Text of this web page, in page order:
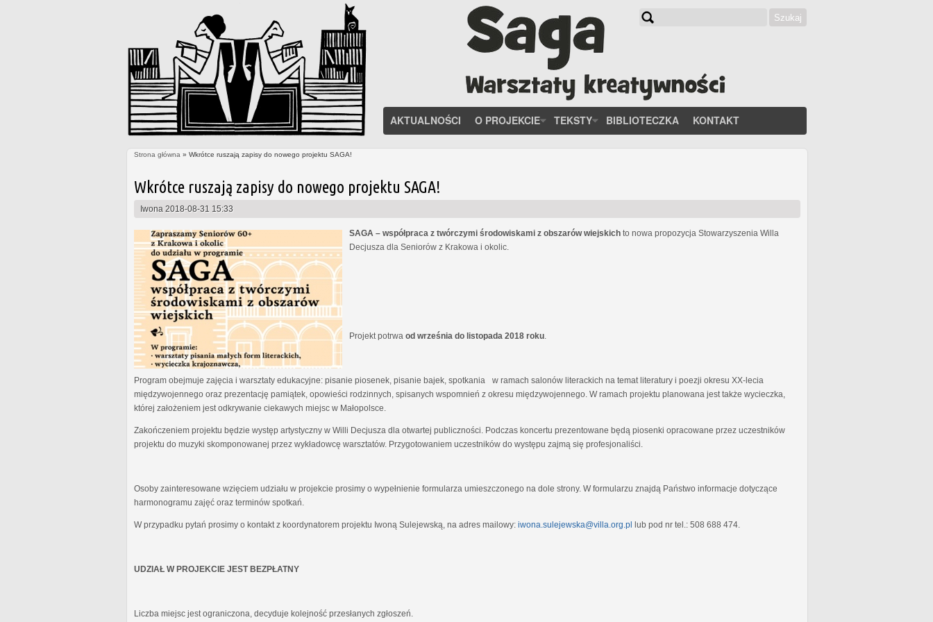
Szukaj
AKTUALNOŚCI O PROJEKCIE TEKSTY BIBLIOTECZKA KONTAKT
Strona główna » Wkrótce ruszają zapisy do nowego projektu SAGA!
Wkrótce ruszają zapisy do nowego projektu SAGA!
Iwona 2018-08-31 15:33
SAGA – współpraca z twórczymi środowiskami z obszarów wiejskich to nowa propozycja Stowarzyszenia Willa
Decjusza dla Seniorów z Krakowa i okolic.
Projekt potrwa od września do listopada 2018 roku
Program obejmuje zajęcia i warsztaty edukacyjne: pisanie piosenek, pisanie bajek, spotkania w ramach salonów literackich na temat literatury i poezji okresu XX-lecia
międzywojennego oraz prezentację pamiątek, opowieści rodzinnych, spisanych wspomnień z okresu międzywojennego. W ramach projektu planowana jest także wycieczka,
której założeniem jest odkrywanie ciekawych miejsc w Małopolsce.
Zakończeniem projektu będzie występ artystyczny w Willi Decjusza dla otwartej publiczności. Podczas koncertu prezentowane będą piosenki opracowane przez uczestników
projektu do muzyki skomponowanej przez wykładowcę warsztatów. Przygotowaniem uczestników do występu zajmą się profesjonaliści.
Osoby zainteresowane wzięciem udziału w projekcie prosimy o wypełnienie formularza umieszczonego na dole strony. W formularzu znajdą Państwo informacje dotyczące
harmonogramu zajęć oraz terminów spotkań.
W przypadku pytań prosimy o kontakt z koordynatorem projektu Iwoną Sulejewską, na adres mailowy: iwona.sulejewska@villa.org.pl lub pod nr tel.: 508 688 474.
UDZIAŁ W PROJEKCIE JEST BEZPŁATNY
Liczba miejsc jest ograniczona, decyduje kolejność przesłanych zgłoszeń.